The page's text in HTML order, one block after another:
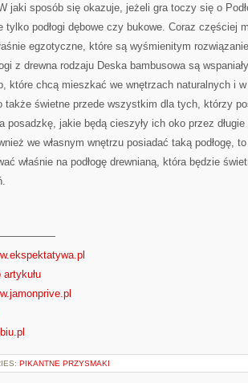
jaki sposób się okazuje, jeżeli gra toczy się o
tylko podłogi dębowe czy bukowe. Coraz częściej
egzotyczne, które są wyśmienitym
z drewna rodzaju Deska bambusowa są
które chcą mieszkać we wnętrzach naturalnych i
także świetne przede wszystkim dla tych, którzy
posadzkę, jakie będą cieszyły ich oko przez
we własnym wnętrzu posiadać taką podłogę,
właśnie na podłogę drewnianą, która będzie
PIKANTNE PRZYSMAKI